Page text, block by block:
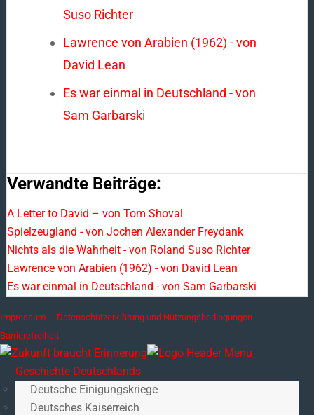
Suso Richter
Lawrence von Arabien (1962) - von
David Lean
Es war einmal in Deutschland - von
Sam Garbarski
Verwandte Beiträge:
A Letter to David – von Tom Shoval
Spielzeugland - von Jochen Alexander Freydank
Nichts als die Wahrheit - von Roland Suso Richter
Lawrence von Arabien (1962) - von David Lean
Es war einmal in Deutschland - von Sam Garbarski
Impressum
Datenschutzerklärung und Nutzungsbedingungen
Barrierefreiheit
Geschichte Deutschlands
Deutsche Einigungskriege
Deutsches Kaiserreich